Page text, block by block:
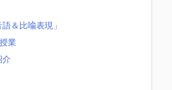
＆比喩表現」
業
介